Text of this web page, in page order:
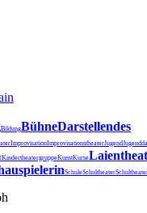
BildungBühneDarstellendes
ImprovisationImprovisationstheaterJugend
KindertheatergruppeKunstKurse
SchuleSchultheater